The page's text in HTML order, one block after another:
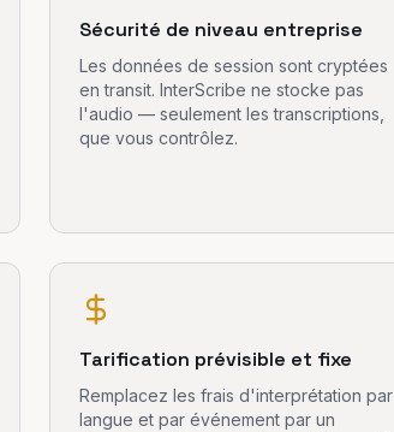
Sécurité de niveau entreprise
Les données de session sont cryptées
en transit. InterScribe ne stocke pas
l'audio — seulement les transcriptions,
que vous contrôlez.
Tarification prévisible et fixe
Remplacez les frais d'interprétation par
langue et par événement par un